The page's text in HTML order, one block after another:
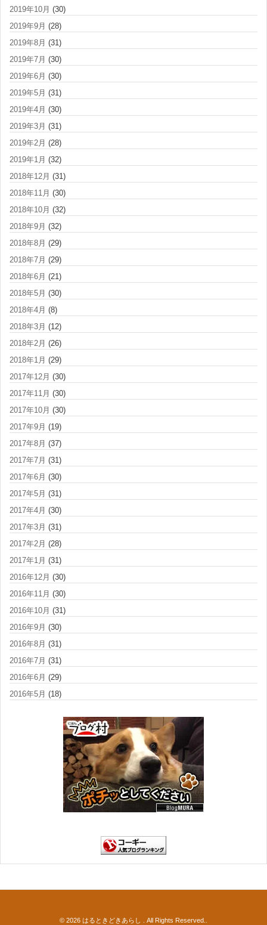
2019年10月 (30)
2019年9月 (28)
2019年8月 (31)
2019年7月 (30)
2019年6月 (30)
2019年5月 (31)
2019年4月 (30)
2019年3月 (31)
2019年2月 (28)
2019年1月 (32)
2018年12月 (31)
2018年11月 (30)
2018年10月 (32)
2018年9月 (32)
2018年8月 (29)
2018年7月 (29)
2018年6月 (21)
2018年5月 (30)
2018年4月 (8)
2018年3月 (12)
2018年2月 (26)
2018年1月 (29)
2017年12月 (30)
2017年11月 (30)
2017年10月 (30)
2017年9月 (19)
2017年8月 (37)
2017年7月 (31)
2017年6月 (30)
2017年5月 (31)
2017年4月 (30)
2017年3月 (31)
2017年2月 (28)
2017年1月 (31)
2016年12月 (30)
2016年11月 (30)
2016年10月 (31)
2016年9月 (30)
2016年8月 (31)
2016年7月 (31)
2016年6月 (29)
2016年5月 (18)
© 2026 はるときどきあらし . All Rights Reserved..